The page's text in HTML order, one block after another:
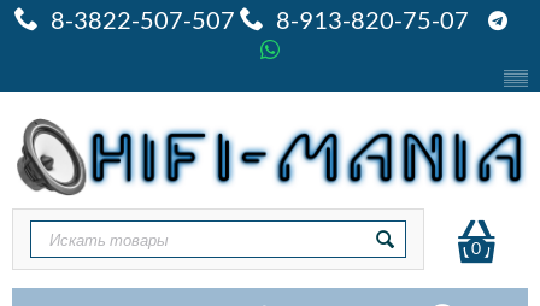
8-3822-507-507 8-913-820-75-07
0